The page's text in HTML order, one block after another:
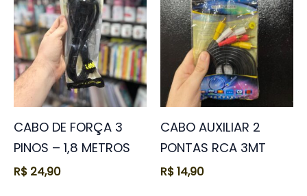
CABO DE FORÇA 3
PINOS – 1,8 METROS
R$ 24,90
CABO AUXILIAR 2
PONTAS RCA 3MT
R$14,90